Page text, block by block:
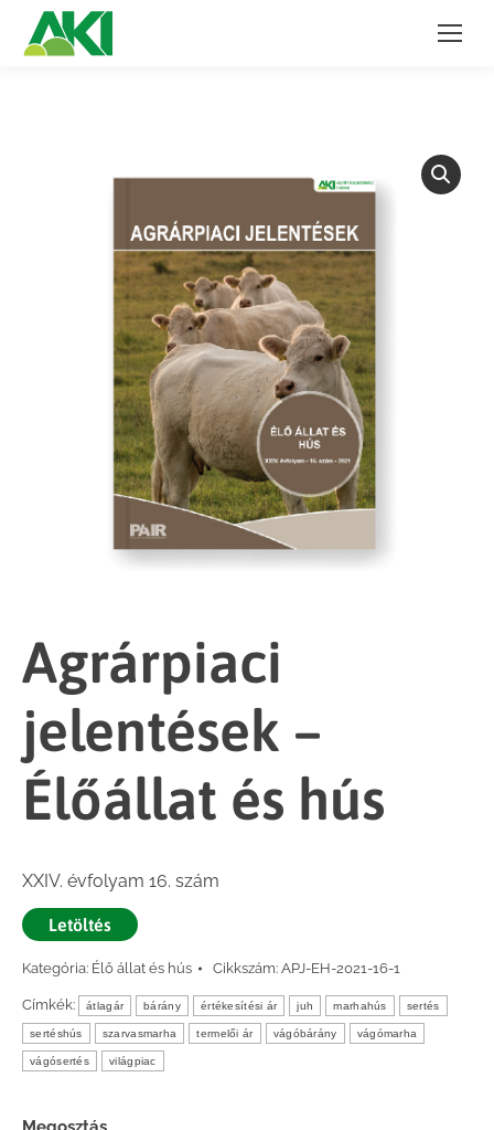
Agrárpiaci
jelentések –
Élőállat és hús
XXIV. évfolyam 16. szám
Letöltés
Kategória: Élő állat és hús Cikkszám: APJ-EH-2021-16-1
Címkék: átlagár bárány értékesítési ár juh marhahús sertés
sertéshús szarvasmarha termelői ár vágóbárány vágómarha
vágósertés világpiac